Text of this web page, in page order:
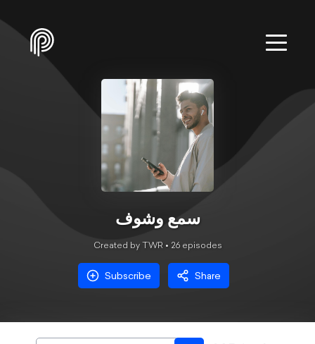
سمع وشوف
Created by TWR • 26episodes
Subscribe Share